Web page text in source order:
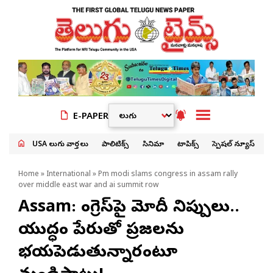
E-PAPER
USA తెలుగు వార్తలు పాలిటిక్స్ సినిమా టాపిక్స్ స్పెషల్ న్యూస్
Home » International » Pm modi slams congress in assam rally
over middle east war and ai summit row
Assam: కాంగ్రెస్‌పై మోదీ నిప్పులు..
యుద్ధం పేరుతో ప్రజలను
భయపెడుతున్నారంటూ